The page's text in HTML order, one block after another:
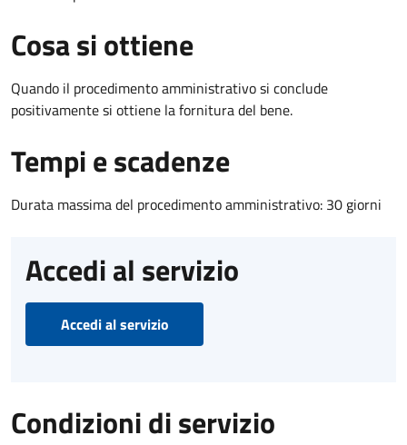
Cosa si ottiene
Quando il procedimento amministrativo si conclude
positivamente si ottiene la fornitura del bene.
Tempi e scadenze
Durata massima del procedimento amministrativo: 30 giorni
Accedi al servizio
Accedi al servizio
Condizioni di servizio